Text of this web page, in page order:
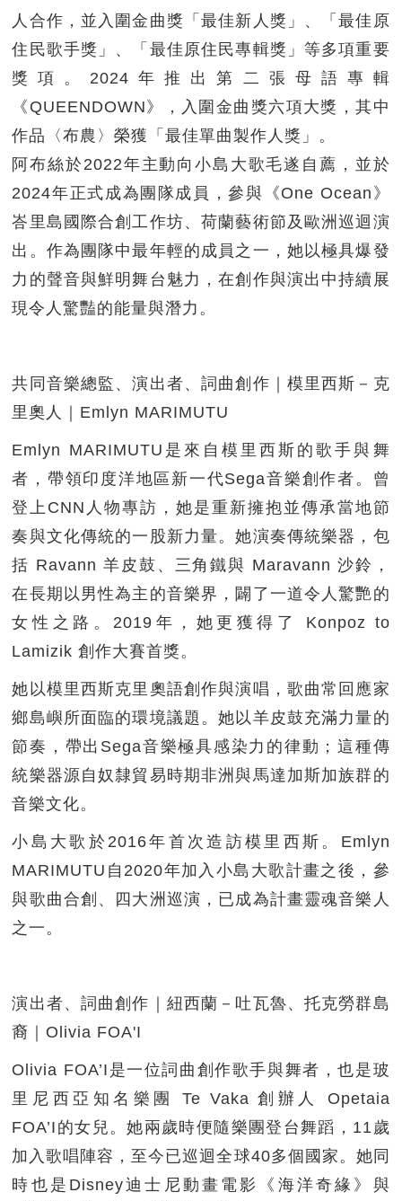
人合作，並入圍金曲獎「最佳新人獎」、「最佳原
住民歌手獎」、「最佳原住民專輯獎」等多項重要
獎項。2024年推出第二張母語專輯
《QUEENDOWN》，入圍金曲獎六項大獎，其中
作品〈布農〉榮獲「最佳單曲製作人獎」。
阿布絲於2022年主動向小島大歌毛遂自薦，並於
2024年正式成為團隊成員，參與《One Ocean》
峇里島國際合創工作坊、荷蘭藝術節及歐洲巡迴演
出。作為團隊中最年輕的成員之一，她以極具爆發
力的聲音與鮮明舞台魅力，在創作與演出中持續展
現令人驚豔的能量與潛力。
共同音樂總監、演出者、詞曲創作｜模里西斯－克
里奧人｜Emlyn MARIMUTU
Emlyn MARIMUTU是來自模里西斯的歌手與舞
者，帶領印度洋地區新一代Sega音樂創作者。曾
登上CNN人物專訪，她是重新擁抱並傳承當地節
奏與文化傳統的一股新力量。她演奏傳統樂器，包
括 Ravann 羊皮鼓、三角鐵與 Maravann 沙鈴，
在長期以男性為主的音樂界，闢了一道令人驚艷的
女性之路。2019年，她更獲得了 Konpoz to
Lamizik 創作大賽首獎。
她以模里西斯克里奧語創作與演唱，歌曲常回應家
鄉島嶼所面臨的環境議題。她以羊皮鼓充滿力量的
節奏，帶出Sega音樂極具感染力的律動；這種傳
統樂器源自奴隸貿易時期非洲與馬達加斯加族群的
音樂文化。
小島大歌於2016年首次造訪模里西斯。Emlyn
MARIMUTU自2020年加入小島大歌計畫之後，參
與歌曲合創、四大洲巡演，已成為計畫靈魂音樂人
之一。
演出者、詞曲創作｜紐西蘭－吐瓦魯、托克勞群島
裔｜Olivia FOA'I
Olivia FOA’I是一位詞曲創作歌手與舞者，也是玻
里尼西亞知名樂團 Te Vaka 創辦人 Opetaia
FOA’I的女兒。她兩歲時便隨樂團登台舞蹈，11歲
加入歌唱陣容，至今已巡迴全球40多個國家。她同
時也是Disney迪士尼動畫電影《海洋奇緣》與